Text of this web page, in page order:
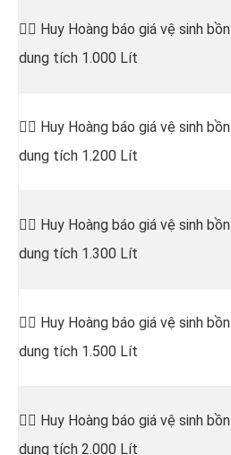
👷‍♂️ Huy Hoàng báo giá vệ sinh bồn
dung tích 1.000 Lít
👷‍♂️ Huy Hoàng báo giá vệ sinh bồn
dung tích 1.200 Lít
👷‍♂️ Huy Hoàng báo giá vệ sinh bồn
dung tích 1.300 Lít
👷‍♂️ Huy Hoàng báo giá vệ sinh bồn
dung tích 1.500 Lít
👷‍♂️ Huy Hoàng báo giá vệ sinh bồn
dung tích 2.000 Lít